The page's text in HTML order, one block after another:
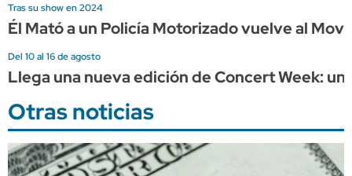
Tras su show en 2024
Él Mató a un Policía Motorizado vuelve al
Del 10 al 16 de agosto
Llega una nueva edición de Concert Week:
Otras noticias